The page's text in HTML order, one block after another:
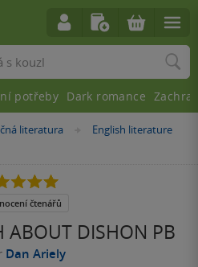
literatura »
English literature
ABOUT DISHON PB
Dan Ariely
čtenářů
potřeby Dark romance